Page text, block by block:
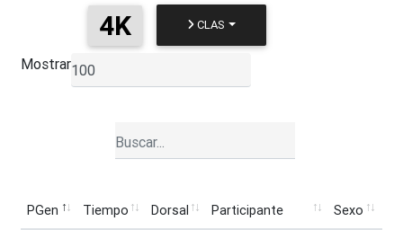
4K CLAS
Mostrar
PGen Tiempo Dorsal Participante
Sexo